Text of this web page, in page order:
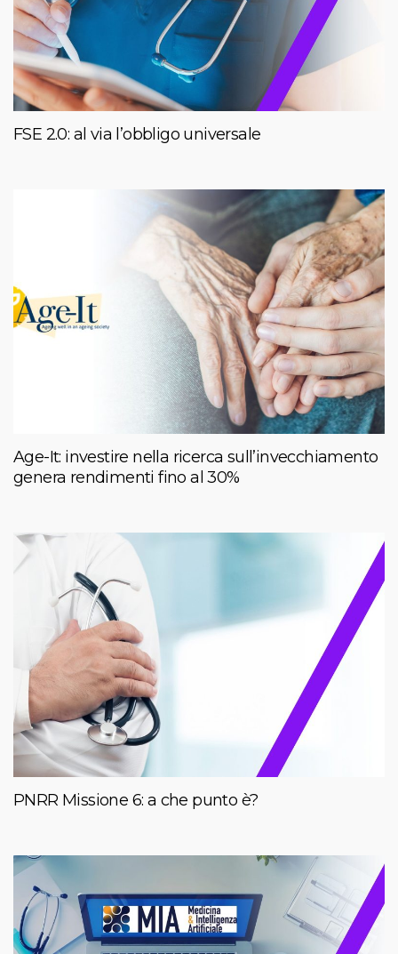
FSE 2.0: al via l’obbligo universale
Age-It: investire nella ricerca sull’invecchiamento
genera rendimenti fino al 30%
PNRR Missione 6: a che punto è?